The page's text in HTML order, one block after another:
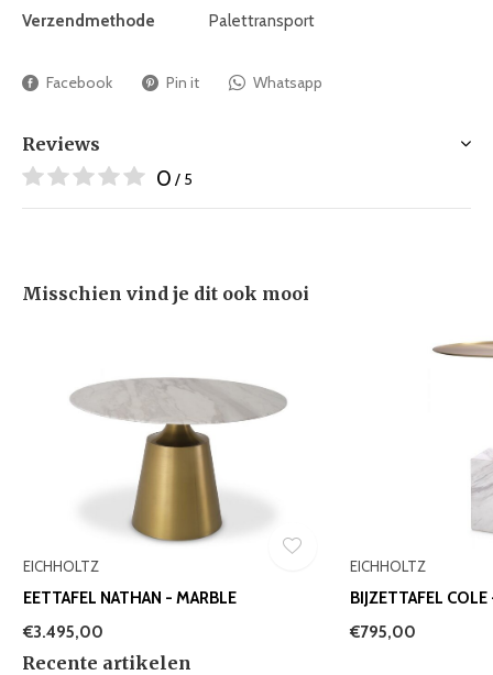
Verzendmethode
Palettransport
Facebook Pin it Whatsapp
Reviews
0 / 5
Misschien vind je dit ook mooi
EICHHOLTZ
EETTAFEL NATHAN - MARBLE
€3.495,00
EICHHOLTZ
BIJZETTAFEL
€795,00
Recente artikelen